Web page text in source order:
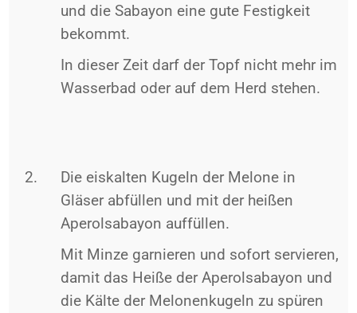
und die Sabayon eine gute Festigkeit
bekommt.
In dieser Zeit darf der Topf nicht mehr im
Wasserbad oder auf dem Herd stehen.
Die eiskalten Kugeln der Melone in
Gläser abfüllen und mit der heißen
Aperolsabayon auffüllen.
Mit Minze garnieren und sofort servieren,
damit das Heiße der Aperolsabayon und
die Kälte der Melonenkugeln zu spüren